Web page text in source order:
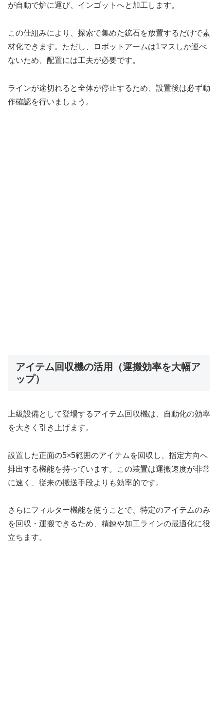
が自動で炉に運び、インゴットへと加工します。
この仕組みにより、探索で集めた鉱石を放置するだけで素
材化できます。ただし、ロボットアームは1マスしか運べ
ないため、配置には工夫が必要です。
ラインが途切れると全体が停止するため、設置後は必ず動
作確認を行いましょう。
アイテム回収機の活用（運搬効率を大幅ア
ップ）
上級設備として登場するアイテム回収機は、自動化の効率
を大きく引き上げます。
設置した正面の5×5範囲のアイテムを回収し、指定方向へ
排出する機能を持っています。この装置は運搬速度が非常
に速く、従来の搬送手段よりも効率的です。
さらにフィルター機能を使うことで、特定のアイテムのみ
を回収・運搬できるため、精錬や加工ラインの最適化に役
立ちます。